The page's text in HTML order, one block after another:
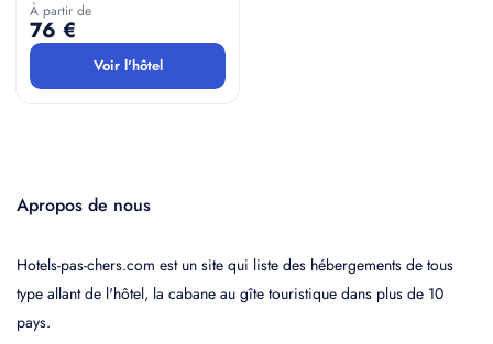
À partir de
76 €
Voir l'hôtel
Apropos de nous
Hotels-pas-chers.com est un site qui liste des hébergements de tous
type allant de l'hôtel, la cabane au gîte touristique dans plus de 10
pays.